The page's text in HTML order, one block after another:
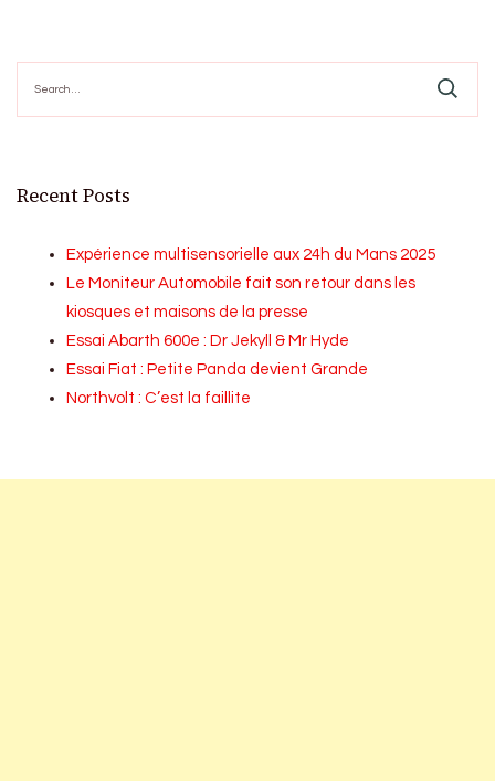
for:
Recent Posts
Expérience multisensorielle aux 24h du Mans 2025
Le Moniteur Automobile fait son retour dans les
kiosques et maisons de la presse
Essai Abarth 600e : Dr Jekyll & Mr Hyde
Essai Fiat : Petite Panda devient Grande
Northvolt : C’est la faillite